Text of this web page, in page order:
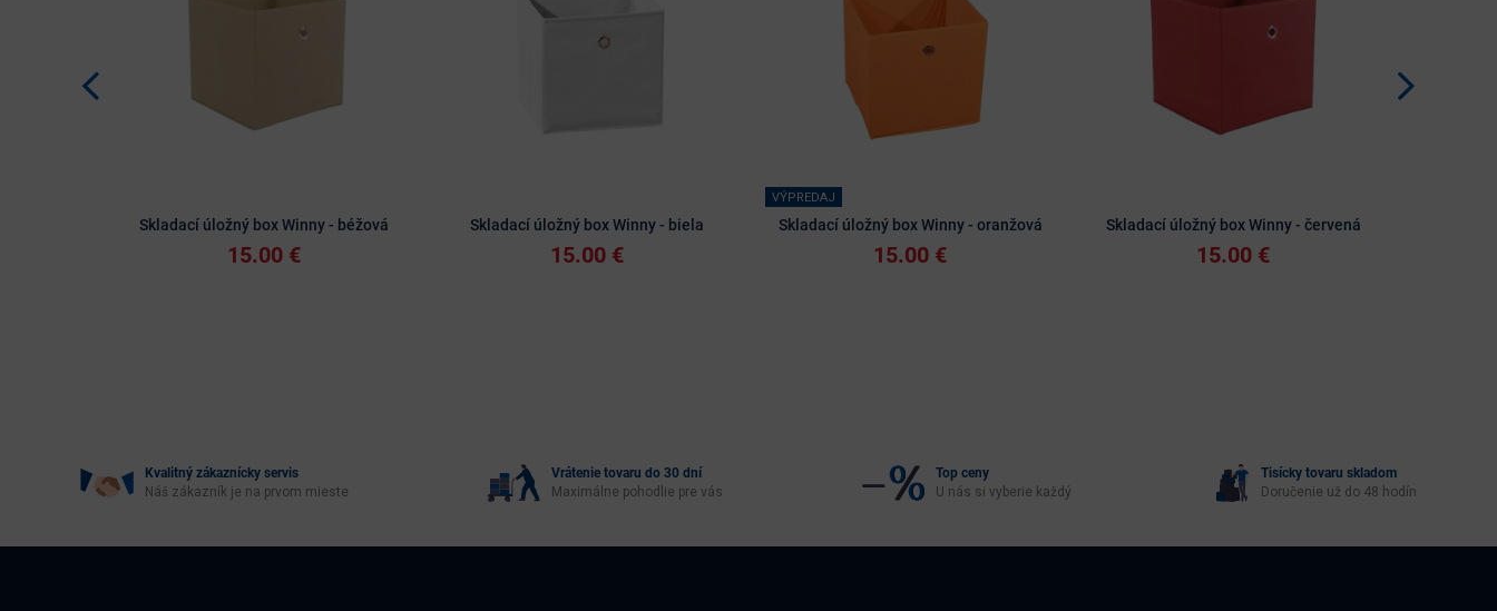
Skladací úložný box Winny - béžová
15.00 €
Skladací úložný box Winny - biela
15.00 €
VÝPREDAJ
Skladací úložný box Winny - oranžová
15.00 €
Skladací úložný box Winny - červená
15.00 €
Kvalitný zákaznícky servis
Náš zákazník je na prvom mieste
Vrátenie tovaru do 30 dní
Maximálne pohodlie pre vás
Top ceny
U nás si vyberie každý
Tisícky tovaru skladom
Doručenie už do 48 hodín